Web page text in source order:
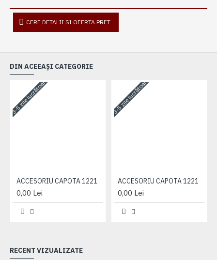
CERE DETALII SI OFERTA PRET
DIN ACEEAȘI CATEGORIE
3-5 zile lucrătoare
ACCESORIU CAPOTA 1221
0,00 Lei
3-5 zile lucrătoare
ACCESORIU CAPOTA 1221
0,00 Lei
RECENT VIZUALIZATE